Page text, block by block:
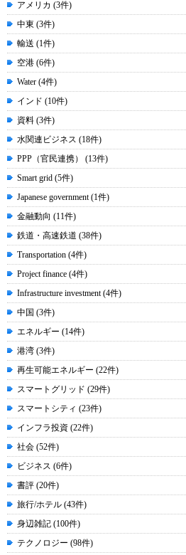
アメリカ (3件)
中東 (3件)
輸送 (1件)
空港 (6件)
Water (4件)
インド (10件)
資料 (3件)
水関連ビジネス (18件)
PPP（官民連携） (13件)
Smart grid (5件)
Japanese government (1件)
金融動向 (11件)
鉄道・高速鉄道 (38件)
Transportation (4件)
Project finance (4件)
Infrastructure investment (4件)
中国 (3件)
エネルギー (14件)
港湾 (3件)
再生可能エネルギー (22件)
スマートグリッド (29件)
スマートシティ (23件)
インフラ投資 (22件)
社会 (52件)
ビジネス (6件)
書評 (20件)
旅行/ホテル (43件)
身辺雑記 (100件)
テクノロジー (98件)